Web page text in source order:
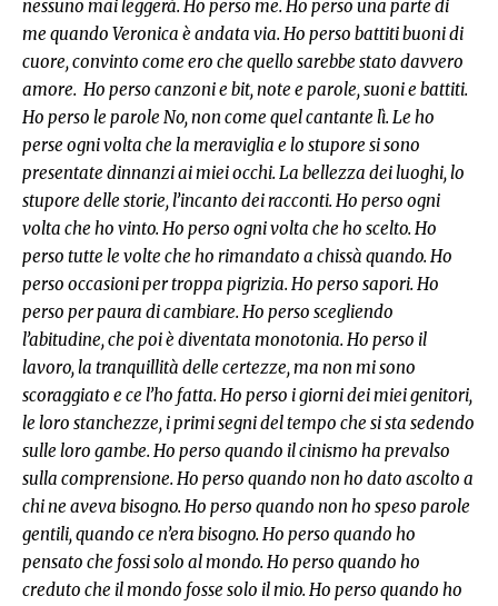
nessuno mai leggerà. Ho perso me. Ho perso una parte di
me quando Veronica è andata via. Ho perso battiti buoni di
cuore, convinto come ero che quello sarebbe stato davvero
amore. Ho perso canzoni e bit, note e parole, suoni e battiti.
Ho perso le parole No, non come quel cantante lì. Le ho
perse ogni volta che la meraviglia e lo stupore si sono
presentate dinnanzi ai miei occhi. La bellezza dei luoghi, lo
stupore delle storie, l’incanto dei racconti. Ho perso ogni
volta che ho vinto. Ho perso ogni volta che ho scelto. Ho
perso tutte le volte che ho rimandato a chissà quando. Ho
perso occasioni per troppa pigrizia. Ho perso sapori. Ho
perso per paura di cambiare. Ho perso scegliendo
l’abitudine, che poi è diventata monotonia. Ho perso il
lavoro, la tranquillità delle certezze, ma non mi sono
scoraggiato e ce l’ho fatta. Ho perso i giorni dei miei genitori,
le loro stanchezze, i primi segni del tempo che si sta sedendo
sulle loro gambe. Ho perso quando il cinismo ha prevalso
sulla comprensione. Ho perso quando non ho dato ascolto a
chi ne aveva bisogno. Ho perso quando non ho speso parole
gentili, quando ce n’era bisogno. Ho perso quando ho
pensato che fossi solo al mondo. Ho perso quando ho
creduto che il mondo fosse solo il mio. Ho perso quando ho